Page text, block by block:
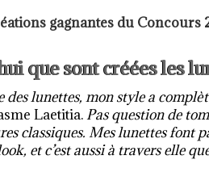
gagnantes du Concours
que sont créées les
des lunettes, mon style a
Laetitia.Pas question de
classiques. Mes lunettes font
et c’est aussi à travers elle